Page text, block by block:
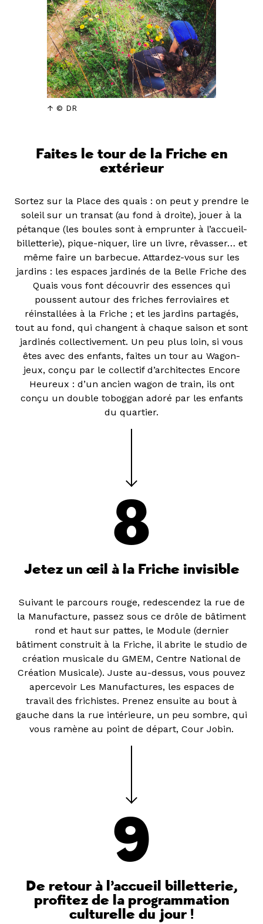
© DR
Faites le tour de la Friche en
extérieur
Sortez sur la Place des quais : on peut y prendre le
soleil sur un transat (au fond à droite), jouer à la
pétanque (les boules sont à emprunter à l’accueil-
billetterie), pique-niquer, lire un livre, rêvasser… et
même faire un barbecue. Attardez-vous sur les
jardins : les espaces jardinés de la Belle Friche des
Quais vous font découvrir des essences qui
poussent autour des friches ferroviaires et
réinstallées à la Friche ; et les jardins partagés,
tout au fond, qui changent à chaque saison et sont
jardinés collectivement. Un peu plus loin, si vous
êtes avec des enfants, faites un tour au Wagon-
jeux, conçu par le collectif d’architectes Encore
Heureux : d’un ancien wagon de train, ils ont
conçu un double toboggan adoré par les enfants
du quartier.
8
Jetez un œil à la Friche invisible
Suivant le parcours rouge, redescendez la rue de
la Manufacture, passez sous ce drôle de bâtiment
rond et haut sur pattes, le Module (dernier
bâtiment construit à la Friche, il abrite le studio de
création musicale du GMEM, Centre National de
Création Musicale). Juste au-dessus, vous pouvez
apercevoir Les Manufactures, les espaces de
travail des frichistes. Prenez ensuite au bout à
gauche dans la rue intérieure, un peu sombre, qui
vous ramène au point de départ, Cour Jobin.
9
De retour à l’accueil billetterie,
profitez de la programmation
culturelle du jour !